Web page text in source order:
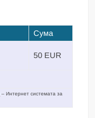
Сума
50 EUR
– Интернет системата за